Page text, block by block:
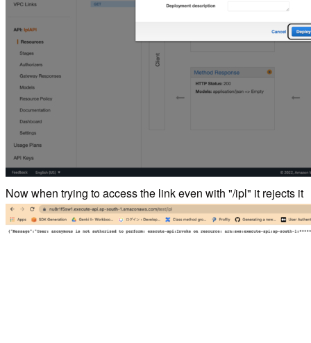
Now when trying to access the link even with "/ipl" it rejects it